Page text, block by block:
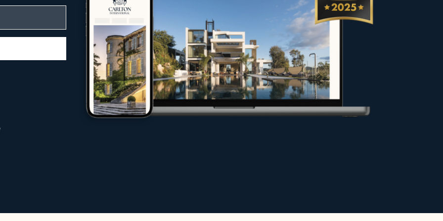
Carlton International Käufer, Verkäufer und Eigentümer bei ihren
Käufern, Investoren und Mietern
Märkte
erwerben, Ihre Immobilie unter besten Bedingungen verkaufen oder
– unsere Expertenteams setzen alles daran, Ihr Projekt optimal zu